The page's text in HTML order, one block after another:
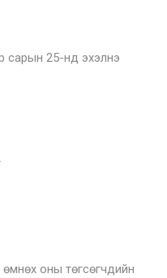
сарын 25-нд эхэлнэ
оны төгсөгчдийн